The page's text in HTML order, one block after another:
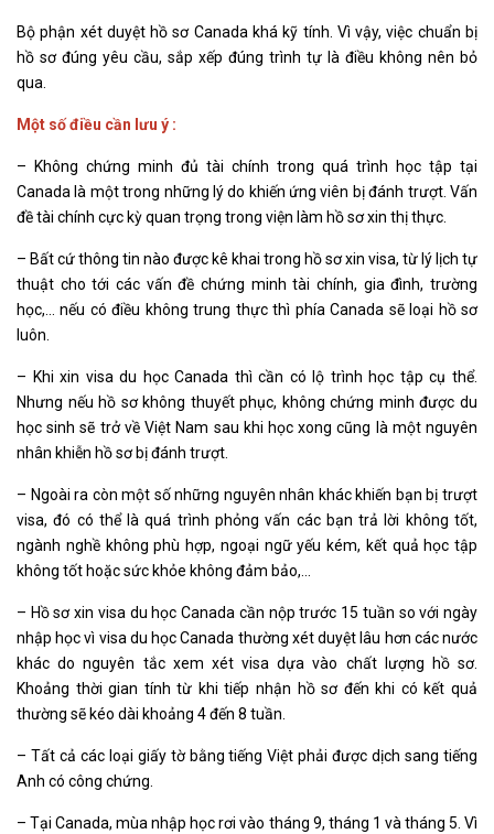
Bộ phận xét duyệt hồ sơ Canada khá kỹ tính. Vì vậy, việc chuẩn bị
hồ sơ đúng yêu cầu, sắp xếp đúng trình tự là điều không nên bỏ
qua.
Một số điều cần lưu ý :
– Không chứng minh đủ tài chính trong quá trình học tập tại
Canada là một trong những lý do khiến ứng viên bị đánh trượt. Vấn
đề tài chính cực kỳ quan trọng trong viện làm hồ sơ xin thị thực.
– Bất cứ thông tin nào được kê khai trong hồ sơ xin visa, từ lý lịch tự
thuật cho tới các vấn đề chứng minh tài chính, gia đình, trường
học,... nếu có điều không trung thực thì phía Canada sẽ loại hồ sơ
luôn.
– Khi xin visa du học Canada thì cần có lộ trình học tập cụ thể.
Nhưng nếu hồ sơ không thuyết phục, không chứng minh được du
học sinh sẽ trở về Việt Nam sau khi học xong cũng là một nguyên
nhân khiễn hồ sơ bị đánh trượt.
– Ngoài ra còn một số những nguyên nhân khác khiến bạn bị trượt
visa, đó có thể là quá trình phỏng vấn các bạn trả lời không tốt,
ngành nghề không phù hợp, ngoại ngữ yếu kém, kết quả học tập
không tốt hoặc sức khỏe không đảm bảo,...
– Hồ sơ xin visa du học Canada cần nộp trước 15 tuần so với ngày
nhập học vì visa du học Canada thường xét duyệt lâu hơn các nước
khác do nguyên tắc xem xét visa dựa vào chất lượng hồ sơ.
Khoảng thời gian tính từ khi tiếp nhận hồ sơ đến khi có kết quả
thường sẽ kéo dài khoảng 4 đến 8 tuần.
– Tất cả các loại giấy tờ bằng tiếng Việt phải được dịch sang tiếng
Anh có công chứng.
– Tại Canada, mùa nhập học rơi vào tháng 9, tháng 1 và tháng 5. Vì